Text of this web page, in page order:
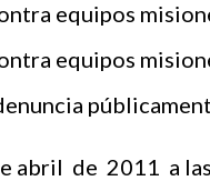
abril de 2011 a